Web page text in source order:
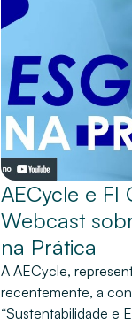
AECycle e
Webcast
na Prática
A AECycle,
recentemente, a
“Sustentabilidade e